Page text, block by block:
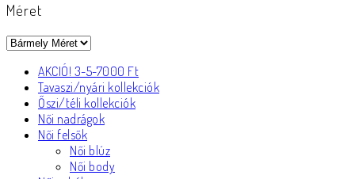
Méret
AKCIÓ! 3-5-7000 Ft
Tavaszi/nyári kollekciók
Őszi/téli kollekciók
Női nadrágok
Női felsők
Női blúz
Női body